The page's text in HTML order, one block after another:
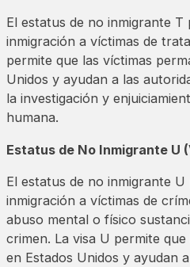
El estatus de no inmigrante
inmigración a víctimas de
permite que las víctimas
Unidos y ayudan a las
la investigación y
humana.
Estatus de No Inmigrante U
El estatus de no inmigrante
inmigración a víctimas de
abuso mental o físico
crimen. La visa U permite
en Estados Unidos y ayudan